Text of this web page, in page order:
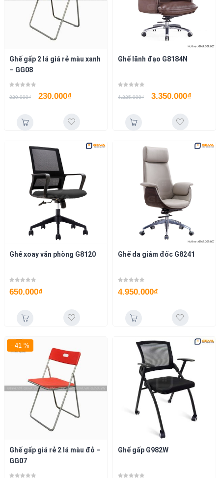
Ghế gấp 2 lá giá rẻ màu xanh
– GG08
320.000₫ 230.000₫
Ghế lãnh đạo G8184N
4.225.000₫ 3.350.000₫
Ghế xoay văn phòng G8120
650.000₫
Ghế da giám đốc G8241
4.950.000₫
- 41 %
Ghế gấp giá rẻ 2 lá màu đỏ –
GG07
Ghế gấp G982W